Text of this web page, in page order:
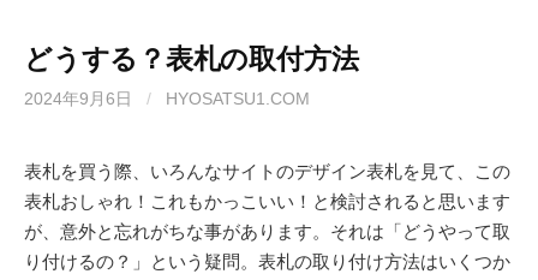
どうする？表札の取付方法
2024年9月6日 / HYOSATSU1.COM
表札を買う際、いろんなサイトのデザイン表札を見て、この
表札おしゃれ！これもかっこいい！と検討されると思います
が、意外と忘れがちな事があります。それは「どうやって取
り付けるの？」という疑問。表札の取り付け方法はいくつか